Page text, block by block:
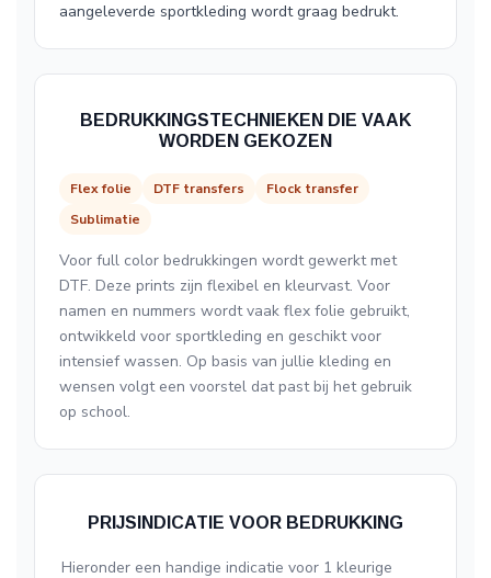
aangeleverde sportkleding wordt graag bedrukt.
BEDRUKKINGSTECHNIEKEN DIE VAAK
WORDEN GEKOZEN
Flex folie DTF transfers
Flock transfer
Sublimatie
Voor full color bedrukkingen wordt gewerkt met
DTF. Deze prints zijn flexibel en kleurvast. Voor
namen en nummers wordt vaak flex folie gebruikt,
ontwikkeld voor sportkleding en geschikt voor
intensief wassen. Op basis van jullie kleding en
wensen volgt een voorstel dat past bij het gebruik
op school.
PRIJSINDICATIE VOOR BEDRUKKING
Hieronder een handige indicatie voor 1 kleurige